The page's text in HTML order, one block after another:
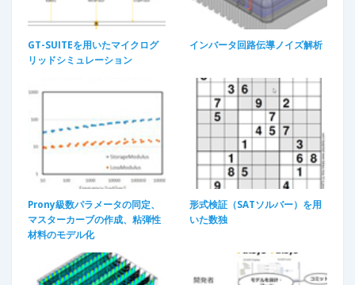
GT-SUITEを用いたマイクログ
リッドシミュレーション
インバータ回路伝導ノイズ解析
Prony級数パラメータの同定、
マスターカーブの作成、粘弾性
材料のモデル化
形式検証（SATソルバー）を用
いた数独